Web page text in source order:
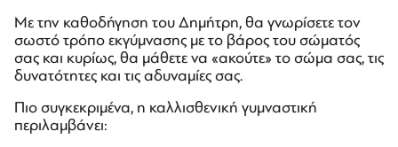
Με την καθοδήγηση του Δημήτρη, θα γνωρίσετε τον
σωστό τρόπο εκγύμνασης με το βάρος του σώματός
σας και κυρίως, θα μάθετε να «ακούτε» το σώμα σας, τις
δυνατότητες και τις αδυναμίες σας.
Πιο συγκεκριμένα, η καλλισθενική γυμναστική
περιλαμβάνει: